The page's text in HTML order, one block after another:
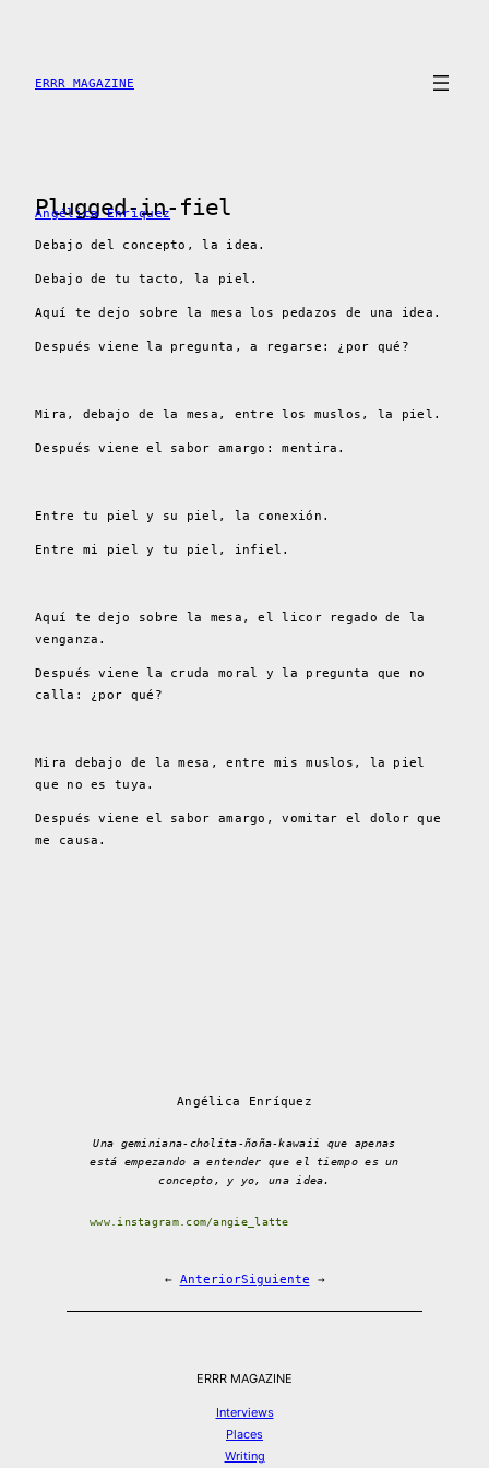
contenido
ERRR MAGAZINE
Plugged-in-fiel
Angélica Enríquez
Debajo del concepto, la idea.
Debajo de tu tacto , la piel.
Aquí te dejo sobre la mesa los pedazos de una idea.
Después viene la pregunta, a regarse: ¿por qué?
Mira, debajo de la mesa, entre los muslos, la piel.
Después viene el sabor amargo : mentira.
Entre tu piel y su piel, la conexión.
Entre mi piel y tu piel, infiel.
Aquí te dejo sobre la mesa, el licor regado de la
venganza.
Después viene la cruda moral y la pregunta que no
calla: ¿por qué?
Mira debajo de la mesa, entre mis muslos, la piel
que no es tuya.
Después viene el sabor amargo, vomitar el dolor que
me causa.
Angélica Enríquez
Una geminiana-cholita-ñoña-kawaii que apenas
está empezando a entender que el tiempo es un
concepto, y yo, una idea.
www.instagram.com/angie_latte
← AnteriorSiguiente →
ERRR MAGAZINE
Interviews
Places
Writing